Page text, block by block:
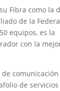
Fibra como la
de la
equipos, es la
con la
comunicación
de servicios